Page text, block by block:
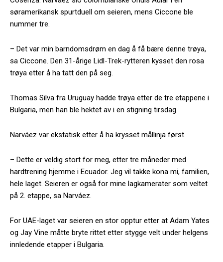
søramerikansk spurtduell om seieren, mens Ciccone ble
nummer tre.
– Det var min barndomsdrøm en dag å få bære denne trøya,
sa Ciccone. Den 31-årige Lidl-Trek-rytteren kysset den rosa
trøya etter å ha tatt den på seg.
Thomas Silva fra Uruguay hadde trøya etter de tre etappene i
Bulgaria, men han ble hektet av i en stigning tirsdag.
Narváez var ekstatisk etter å ha krysset mållinja først.
– Dette er veldig stort for meg, etter tre måneder med
hardtrening hjemme i Ecuador. Jeg vil takke kona mi, familien,
hele laget. Seieren er også for mine lagkamerater som veltet
på 2. etappe, sa Narváez.
For UAE-laget var seieren en stor opptur etter at Adam Yates
og Jay Vine måtte bryte rittet etter stygge velt under helgens
innledende etapper i Bulgaria.